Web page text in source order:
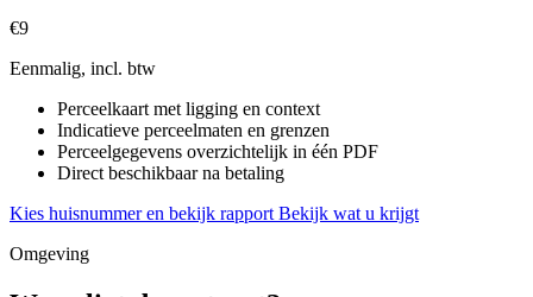
€9
Eenmalig, incl. btw
Perceelkaart met ligging en context
Indicatieve perceelmaten en grenzen
Perceelgegevens overzichtelijk in één PDF
Direct beschikbaar na betaling
Kies huisnummer en bekijk rapport Bekijk wat u krijgt
Omgeving